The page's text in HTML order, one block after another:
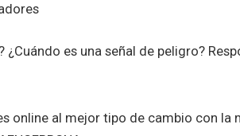
es una señal de peligro?
online al mejor tipo de cambio con la